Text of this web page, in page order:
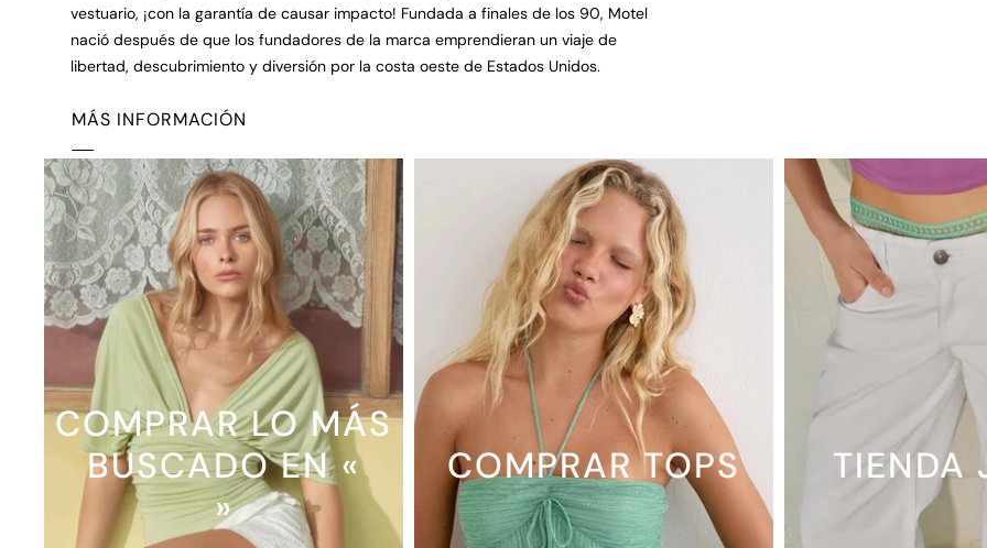
vestuario, ¡con la garantía de causar impacto! Fundada a finales de los 90, Motel
nació después de que los fundadores de la marca emprendieran un viaje de
libertad, descubrimiento y diversión por la costa oeste de Estados Unidos.
MÁS INFORMACIÓN
COMPRAR LO MÁS
BUSCADO EN «
»
COMPRAR TOPS TIENDA